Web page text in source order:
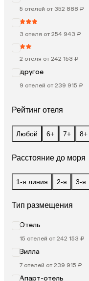
5 отелей от 352 888 ₽
3 отеля от 254 943 ₽
2 отеля от 242 153 ₽
другое
9 отелей от 239 915 ₽
Рейтинг отеля
Любой 6+ 7+ 8+
Расстояние до моря
1-я линия 2-я 3-я
Тип размещения
Отель
15 отелей от 242 153 ₽
Вилла
7 отелей от 239 915 ₽
Апарт-отель